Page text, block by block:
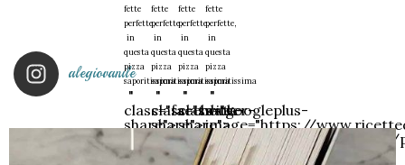
fette
perfette,
in
questa
pizza
saporitissima
"
class="facebook-
share">
fette
perfette,
in
questa
pizza
saporitissima
"
class="twitter-
share">
fette
perfette,
in
questa
pizza
saporitissima
"
class="googleplus-
share">
fette
perfette,
in
questa
pizza
saporitissima
"
data-
image="https://
content/uploads/2017/05/
bismark_3.jpg"
alegiovanile